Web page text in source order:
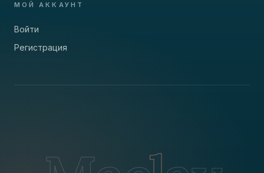
МОЙ АККАУНТ
Войти
Регистрация